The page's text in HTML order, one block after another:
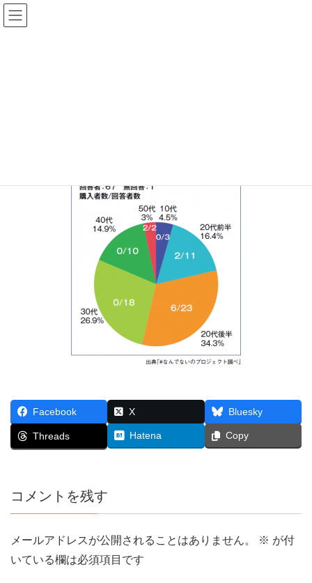
Facebook X Bluesky
Threads Hatena Copy
コメントを残す
メールアドレスが公開されることはありません。 ※ が付
いている欄は必須項目です